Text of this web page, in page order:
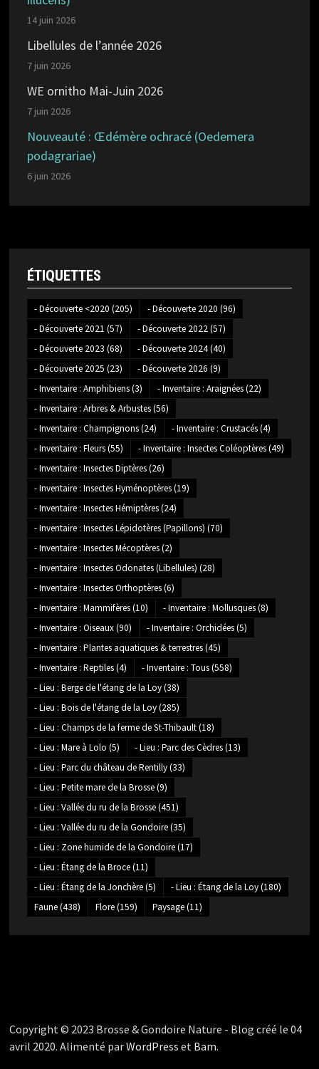
14 juin 2026
Libellules de l’année 2026
7 juin 2026
WE ornitho Mai-Juin 2026
7 juin 2026
Nouveauté : Œdémère ochracé (Oedemera
podagrariae)
6 juin 2026
ÉTIQUETTES
- Découverte <2020 (205) - Découverte 2020 (96)
- Découverte 2021 (57) - Découverte 2022(57)
- Découverte 2023 (68) - Découverte 2024(40)
- Découverte 2025 (23) - Découverte 2026 (9)
- Inventaire : Amphibiens(3) - Inventaire : Araignées(22)
- Inventaire : Arbres & Arbustes(56)
- Inventaire : Champignons(24) - Inventaire : Crustacés(4)
- Inventaire : Fleurs(55) - Inventaire : Insectes Coléoptères(49)
- Inventaire : Insectes Diptères(26)
- Inventaire : Insectes Hyménoptères(19)
- Inventaire : Insectes Hémiptères(24)
- Inventaire : Insectes Lépidotères (Papillons) (70)
- Inventaire : Insectes Mécoptères(2)
- Inventaire : Insectes Odonates (Libellules) (28)
- Inventaire : Insectes Orthoptères(6)
- Inventaire : Mammifères(10) - Inventaire : Mollusques(8)
- Inventaire : Oiseaux(90) - Inventaire : Orchidées(5)
- Inventaire : Plantes aquatiques & terrestres(45)
- Inventaire : Reptiles(4) - Inventaire : Tous(558)
- Lieu : Berge de l'étang de la Loy(38)
- Lieu : Bois de l'étang de la Loy(285)
- Lieu : Champs de la ferme de St-Thibault(18)
- Lieu : Mare à Lolo (5) - Lieu : Parc des Cèdres(13)
- Lieu : Parc du château de Rentilly(33)
- Lieu : Petite mare de la Brosse(9)
- Lieu : Vallée du ru de la Brosse(451)
- Lieu : Vallée du ru de la Gondoire(35)
- Lieu : Zone humide de la Gondoire(17)
- Lieu : Étang de la Broce(11)
- Lieu : Étang de la Jonchère(5) - Lieu : Étang de la Loy(180)
Faune(438) Flore(159) Paysage(11)
Copyright © 2023 Brosse & Gondoire Nature - Blog créé le 04
avril 2020. Alimenté parWordPress et Bam.